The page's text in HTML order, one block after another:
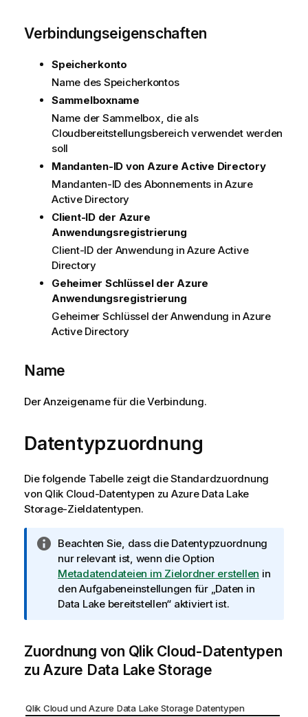
Verbindungseigenschaften
Speicherkonto
Name des Speicherkontos
Sammelboxname
Name der Sammelbox, die als
Cloudbereitstellungsbereich verwendet werden
soll
Mandanten-ID von Azure Active Directory
Mandanten-ID des Abonnements in Azure
Active Directory
Client-ID der Azure
Anwendungsregistrierung
Client-ID der Anwendung in Azure Active
Directory
Geheimer Schlüssel der Azure
Anwendungsregistrierung
Geheimer Schlüssel der Anwendung in Azure
Active Directory
Name
Der Anzeigename für die Verbindung.
Datentypzuordnung
Die folgende Tabelle zeigt die Standardzuordnung
von Qlik Cloud-Datentypen zu Azure Data Lake
Storage-Zieldatentypen.
I
n
f
o
r
t
i
o
s
Beachten Sie, dass die Datentypzuordnung
nur relevant ist, wenn die Option
Metadatendateien im Zielordner erstellen in
den Aufgabeneinstellungen für „Daten in
Data Lake bereitstellen“ aktiviert ist.
Zuordnung von Qlik Cloud-Datentypen
zu Azure Data Lake Storage
Qlik Cloud undAzure Data Lake Storage Datentypen